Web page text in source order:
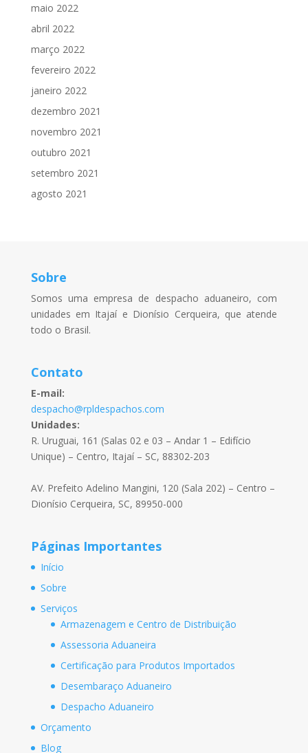
maio 2022
abril 2022
março 2022
fevereiro 2022
janeiro 2022
dezembro 2021
novembro 2021
outubro 2021
setembro 2021
agosto 2021
Sobre
Somos uma empresa de despacho aduaneiro, com
unidades em Itajaí e Dionísio Cerqueira, que atende
todo o Brasil.
Contato
E-mail:
despacho@rpldespachos.com
Unidades:
R. Uruguai, 161 (Salas 02 e 03 – Andar 1 – Edifício
Unique) – Centro, Itajaí – SC, 88302-203
AV. Prefeito Adelino Mangini, 120 (Sala 202) – Centro –
Dionísio Cerqueira, SC, 89950-000
Páginas Importantes
Início
Sobre
Serviços
Armazenagem e Centro de Distribuição
Assessoria Aduaneira
Certificação para Produtos Importados
Desembaraço Aduaneiro
Despacho Aduaneiro
Orçamento
Blog